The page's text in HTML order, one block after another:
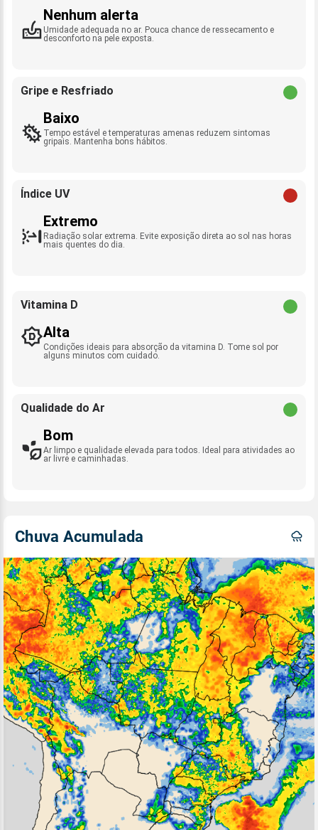
Nenhum alerta
Umidade adequada no ar. Pouca chance de ressecamento e
desconforto na pele exposta.
Gripe e Resfriado
Baixo
Tempo estável e temperaturas amenas reduzem sintomas
gripais. Mantenha bons hábitos.
Índice UV
Extremo
Radiação solar extrema. Evite exposição direta ao sol nas horas
mais quentes do dia.
Vitamina D
Alta
Condições ideais para absorção da vitamina D. Tome sol por
alguns minutos com cuidado.
Qualidade do Ar
Bom
Ar limpo e qualidade elevada para todos. Ideal para atividades ao
ar livre e caminhadas.
Chuva Acumulada